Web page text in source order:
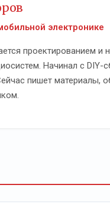
электронике
проектированием и
Начинал с DIY-
пишет материалы,